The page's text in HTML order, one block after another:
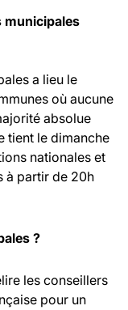
municipales
a lieu le
où aucune
absolue
tient le dimanche
nationales et
à partir de 20h
?
les conseillers
pour un